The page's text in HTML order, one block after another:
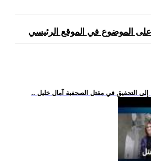
على الموضوع في الموقع الرئيسي
إلى التحقيق في مقتل الصحفية آمال خليل